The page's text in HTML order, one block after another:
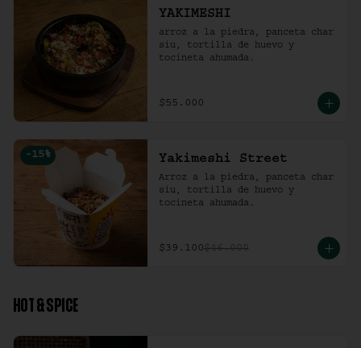
YAKIMESHI
arroz a la piedra, panceta char
siu, tortilla de huevo y
tocineta ahumada.
$55.000
-15 % Yakimeshi Street
Arroz a la piedra, panceta char
siu, tortilla de huevo y
tocineta ahumada.
$39.100$46.000
HOT & SPICE